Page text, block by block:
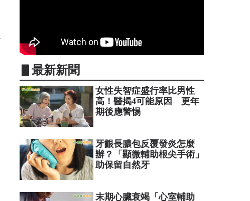
▋最新新聞
女性失智症盛行率比男性
高！醫揭4可能原因 更年
期後應警惕
牙齦長膿包反覆發炎怎麼
辦？「顯微輔助根尖手術」
助保留自然牙
末期心臟衰竭「心室輔助